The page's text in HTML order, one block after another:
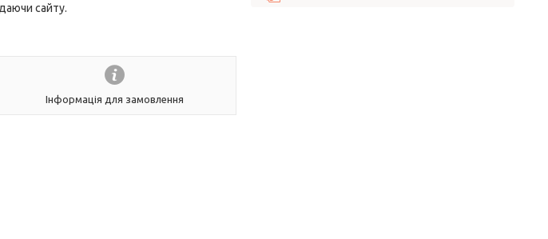
сайту.
Інформація для замовлення